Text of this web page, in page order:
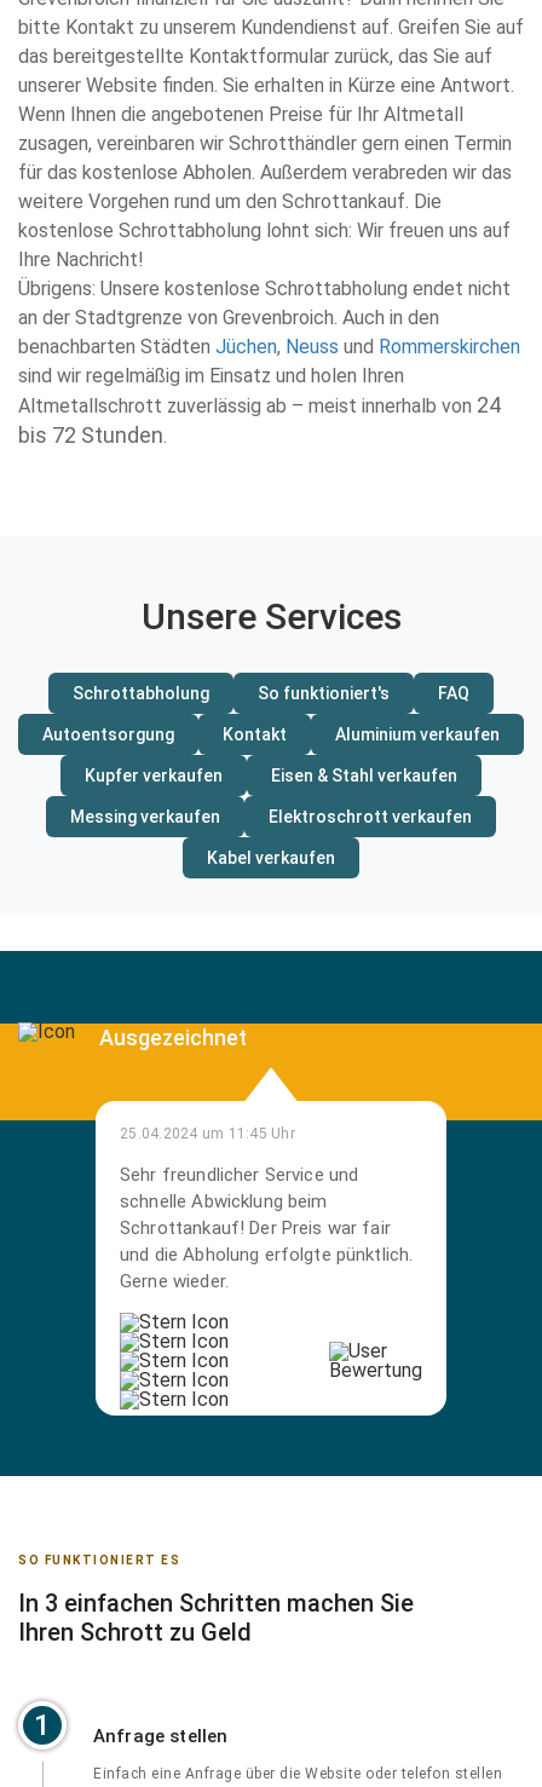
bitte Kontakt zu unserem Kundendienst auf. Greifen Sie auf
das bereitgestellte Kontaktformular zurück, das Sie auf
unserer Website finden. Sie erhalten in Kürze eine Antwort.
Wenn Ihnen die angebotenen Preise für Ihr Altmetall
zusagen, vereinbaren wir Schrotthändler gern einen Termin
für das kostenlose Abholen. Außerdem verabreden wir das
weitere Vorgehen rund um den Schrottankauf. Die
kostenlose Schrottabholung lohnt sich: Wir freuen uns auf
Ihre Nachricht!
Übrigens: Unsere kostenlose Schrottabholung endet nicht
an der Stadtgrenze von Grevenbroich. Auch in den
benachbarten Städten Jüchen, Neuss und Rommerskirchen
sind wir regelmäßig im Einsatz und holen Ihren
Altmetallschrott zuverlässig ab – meist innerhalb von 24
bis 72 Stunden.
Unsere Services
Schrottabholung So funktioniert's FAQ
Autoentsorgung Kontakt Aluminium verkaufen
Kupfer verkaufen Eisen & Stahl verkaufen
Messing verkaufen Elektroschrott verkaufen
Kabel verkaufen
Ausgezeichnet
25.04.2024 um 11:45 Uhr
Sehr freundlicher Service und
schnelle Abwicklung beim
Schrottankauf! Der Preis war fair
und die Abholung erfolgte pünktlich.
Gerne wieder.
SO FUNKTIONIERT ES
In 3 einfachen Schritten machen Sie
Ihren Schrott zu Geld
1 Anfrage stellen
Einfach eine Anfrage über die Website oder telefon stellen